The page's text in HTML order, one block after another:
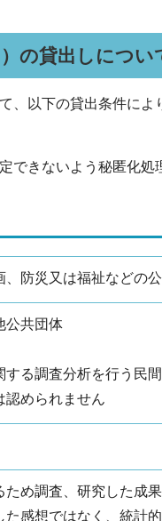
の貸出しについ
、以下の貸出条件に
できないよう秘匿化処
、防災又は福祉などの
公共団体
する調査分析を行う民
められません
め調査、研究した成
感想ではなく、統計